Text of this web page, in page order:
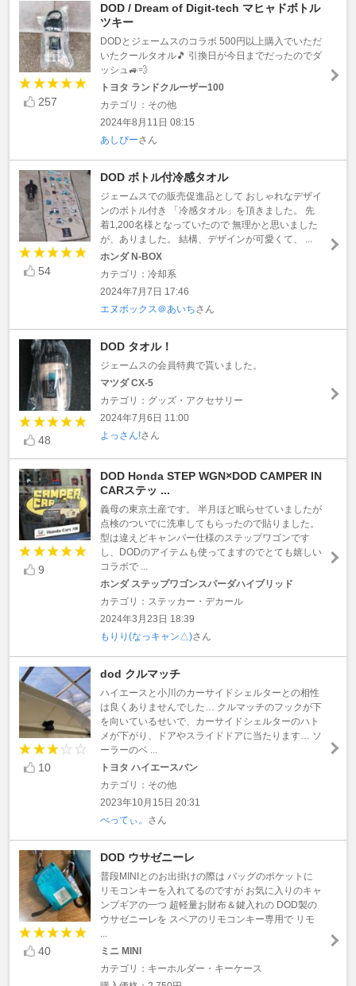
257
DOD / Dream of Digit-tech マヒャドボトル
ツキー
DODとジェームスのコラボ 500円以上購入でいただ
いたクールタオル🎵 引換日が今日までだったのでダ
ッシュ🚙💨
トヨタ ランドクルーザー100
カテゴリ：その他
2024年8月11日 08:15
あしぴーさん
54
DOD ボトル付冷感タオル
ジェームスでの販売促進品として おしゃれなデザイ
ンのボトル付き 「冷感タオル」を頂きました。 先
着1,200名様となっていたので 無理かと思いました
が、ありました。 結構、デザインが可愛くて、 ...
ホンダ N-BOX
カテゴリ：冷却系
2024年7月7日 17:46
エヌボックス＠あいちさん
48
DOD タオル！
ジェームスの会員特典で貰いました。
マツダ CX-5
カテゴリ：グッズ・アクセサリー
2024年7月6日 11:00
よっさん!さん
9
DOD Honda STEP WGN×DOD CAMPER IN
CARステッ ...
義母の東京土産です。 半月ほど眠らせていましたが
点検のついでに洗車してもらったので貼りました。
型は違えどキャンパー仕様のステップワゴンです
し、DODのアイテムも使ってますのでとても嬉しい
コラボで ...
ホンダ ステップワゴンスパーダハイブリッド
カテゴリ：ステッカー・デカール
2024年3月23日 18:39
もりり(なっキャン△)さん
10
dod クルマッチ
ハイエースと小川のカーサイドシェルターとの相性
は良くありませんでした… クルマッチのフックが下
を向いているせいで、カーサイドシェルターのハト
メが下がり、ドアやスライドドアに当たります… ソ
ーラーのベ ...
トヨタ ハイエースバン
カテゴリ：その他
2023年10月15日 20:31
べってぃ。 さん
40
DOD ウサゼニーレ
普段MINIとのお出掛けの際は バッグのポケットに
リモコンキーを入れてるのですが お気に入りのキャ
ンプギアの一つ 超軽量お財布＆鍵入れの DOD製の
ウサゼニーレを スペアのリモコンキー専用で リモ
ミニ MINI
カテゴリ：キーホルダー・キーケース